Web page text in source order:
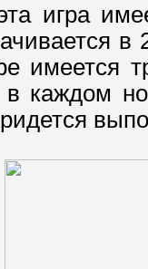
игра
в
имеется
в каждом